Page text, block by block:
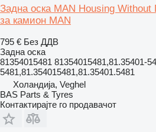
Задна оска MAN Housing Without
за камион MAN
795 € Без ДДВ
Задна оска
81354015481 81354015481,81.35401-
5481,81.354015481,81.35401.5481
Холандија, Veghel
BAS Parts & Tyres
Контактирајте го продавачот